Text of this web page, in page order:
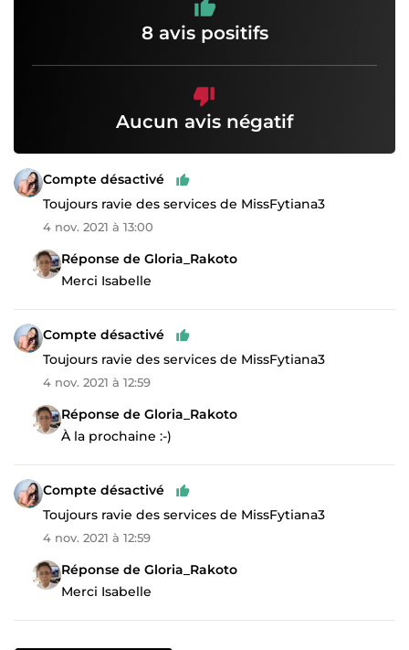
8 avis positifs
Aucun avis négatif
Compte désactivé
Toujours ravie des services de MissFytiana3
4 nov. 2021 à 13:00
Réponse de Gloria_Rakoto
Merci Isabelle
Compte désactivé
Toujours ravie des services de MissFytiana3
4 nov. 2021 à 12:59
Réponse de Gloria_Rakoto
À la prochaine :-)
Compte désactivé
Toujours ravie des services de MissFytiana3
4 nov. 2021 à 12:59
Réponse de Gloria_Rakoto
Merci Isabelle